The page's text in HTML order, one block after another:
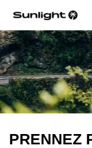
PRENNEZ